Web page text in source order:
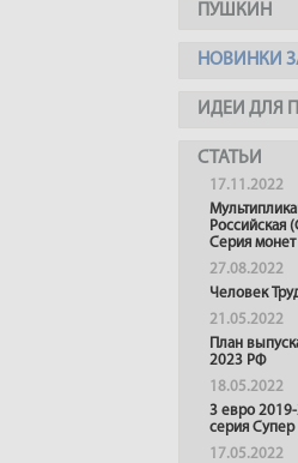
ПУШКИН
НОВИНКИ
ИДЕИ ДЛЯ
СТАТЬИ
17.11.2022
Российская
Серия монет
27.08.2022
Человек
21.05.2022
План
2023 РФ
18.05.2022
3 евро
серия
17.05.2022